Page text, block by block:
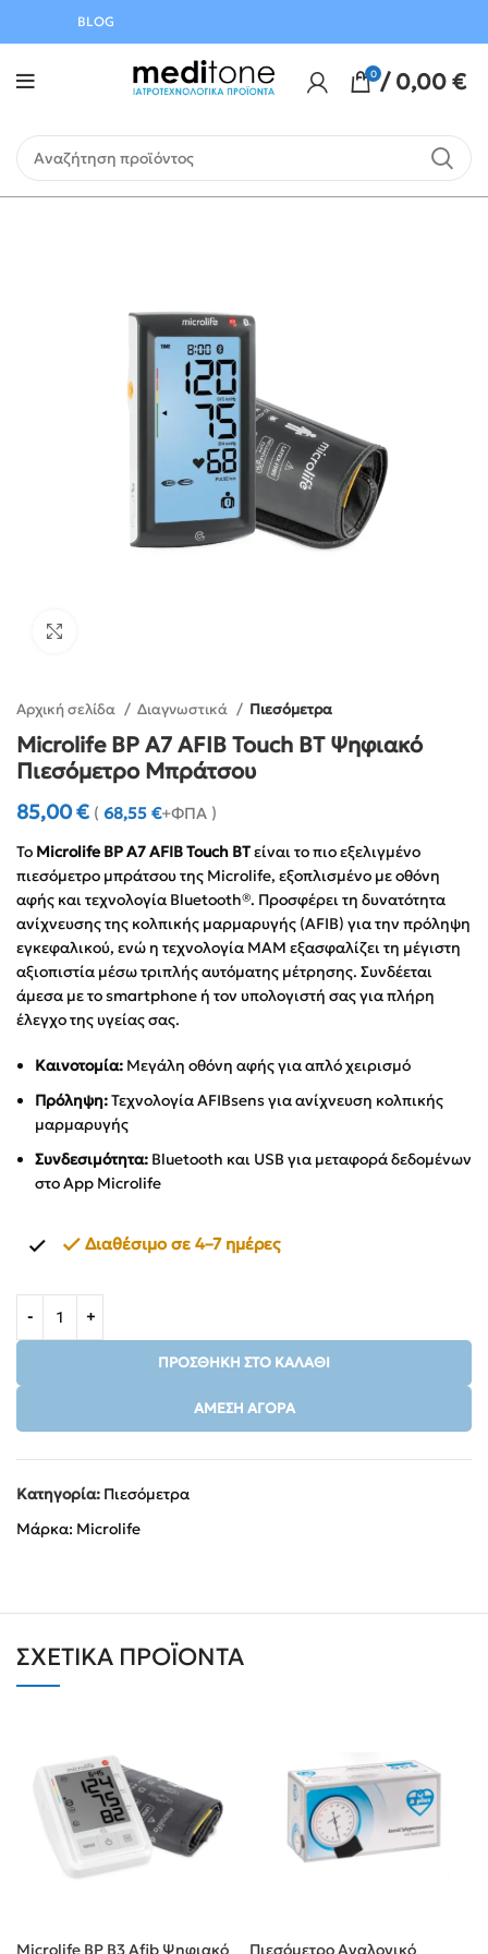
BLOG
0 / 0,00€
Αρχική σελίδα Διαγνωστικά Πιεσόμετρα
Microlife BP A7 AFIB Touch BT Ψηφιακό
Πιεσόμετρο Μπράτσου
85,00€ ( 68,55 €+ΦΠΑ )
Το Microlife BP A7 AFIB Touch BTείναι το πιο εξελιγμένο
πιεσόμετρο μπράτσου της Microlife, εξοπλισμένο με οθόνη
αφής και τεχνολογία Bluetooth®. Προσφέρει τη δυνατότητα
ανίχνευσης της κολπικής μαρμαρυγής (AFIB) για την πρόληψη
εγκεφαλικού, ενώ η τεχνολογία MAM εξασφαλίζει τη μέγιστη
αξιοπιστία μέσω τριπλής αυτόματης μέτρησης. Συνδέεται
άμεσα με το smartphone ή τον υπολογιστή σας για πλήρη
έλεγχο της υγείας σας.
Καινοτομία: Μεγάλη οθόνη αφής για απλό χειρισμό
Πρόληψη:Τεχνολογία AFIBsens για ανίχνευση κολπικής
μαρμαρυγής
Συνδεσιμότητα: Bluetooth και USB για μεταφορά δεδομένων
στο App Microlife
Διαθέσιμο σε 4–7 ημέρες
ΠΡΟΣΘΉΚΗ ΣΤΟ ΚΑΛΆΘΙ
ΆΜΕΣΗ ΑΓΟΡΆ
Κατηγορία: Πιεσόμετρα
Μάρκα: Microlife
ΣΧΕΤΙΚΆ ΠΡΟΪΌΝΤΑ
Microlife BP B3 Afib Ψηφιακό
Πιεσόμετρο Αναλογικό
Αυγούστου